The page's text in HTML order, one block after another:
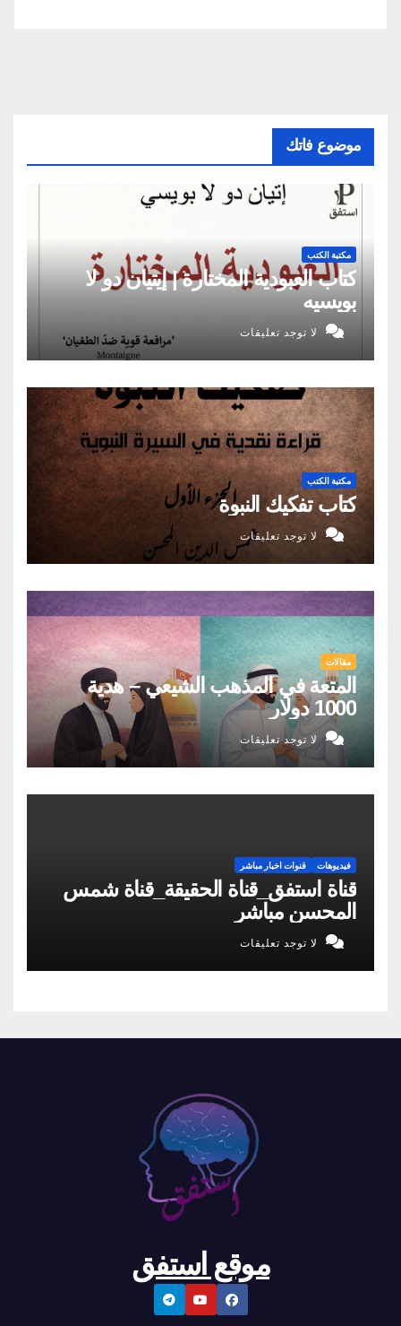
موضوع فاتك
مكتبة الكتب
كتاب العبودية المختارة | إيتيان دو لا
بويسيه
لا توجد تعليقات
مكتبة الكتب
كتاب تفكيك النبوة
لا توجد تعليقات
مقالات
المتعة في المذهب الشيعي – هدية
1000 دولار
لا توجد تعليقات
فيديوهات قنوات اخبار مباشر
قناة استفق_قناة الحقيقة_قناة شمس
المحسن مباشر
لا توجد تعليقات
موقع استفق